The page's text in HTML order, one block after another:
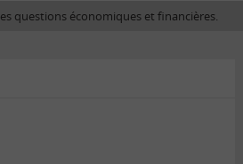
questions économiques et financières.